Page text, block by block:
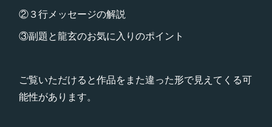
②３行メッセージの解説
③副題と龍玄のお気に入りのポイント
ご覧いただけると作品をまた違った形で見えてくる可
能性があります。